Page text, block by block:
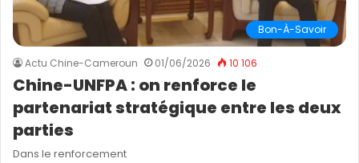
Bon-À-Savoir
Actu Chine-Cameroun 01/06/2026 10 106
Chine-UNFPA : on renforce le
partenariat stratégique entre les deux
parties
Dans le renforcement